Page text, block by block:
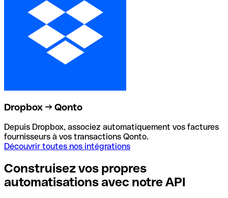
Dropbox → Qonto
Depuis Dropbox, associez automatiquement vos factures
fournisseurs à vos transactions Qonto.
Découvrir toutes nos intégrations
Construisez vos propres
automatisations avec notre API